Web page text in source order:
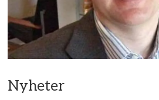
Nyheter